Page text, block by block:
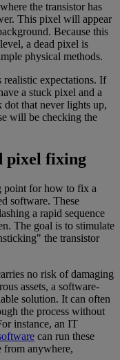
the transistor has
This pixel will appear
Because this
a dead pixel is
physical methods.
expectations. If
a stuck pixel and a
that never lights up,
will be checking the
pixel fixing
point for how to fix a
software. These
a rapid sequence
The goal is to stimulate
the transistor
no risk of damaging
assets, a software-
solution. It can often
the process without
instance, an IT
can run these
from anywhere,